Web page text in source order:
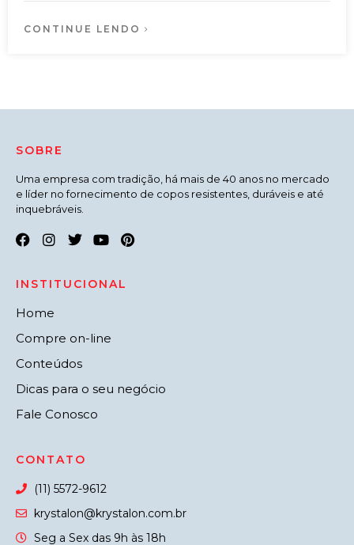
CONTINUE LENDO
SOBRE
Uma empresa com tradição, há mais de 40 anos no mercado
e líder no fornecimento de copos resistentes, duráveis e até
inquebráveis.
INSTITUCIONAL
Home
Compre on-line
Conteúdos
Dicas para o seu negócio
Fale Conosco
CONTATO
(11) 5572-9612
krystalon@krystalon.com.br
Seg a Sex das 9h às 18h